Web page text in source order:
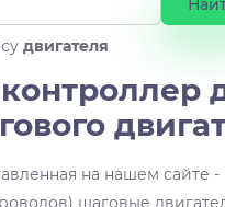
двигателя
на нашем сайте -
шаговые